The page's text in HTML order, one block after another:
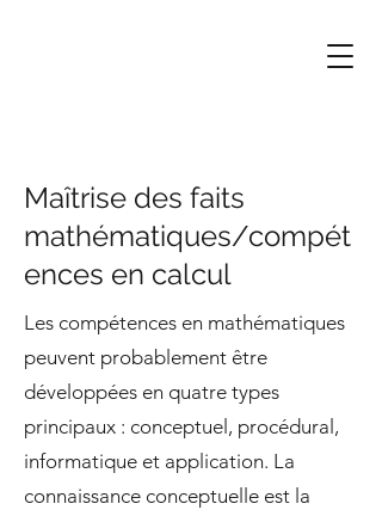
Maîtrise des faits
mathématiques/compét
ences en calcul
Les compétences en mathématiques
peuvent probablement être
développées en quatre types
principaux : conceptuel, procédural,
informatique et application. La
connaissance conceptuelle est la